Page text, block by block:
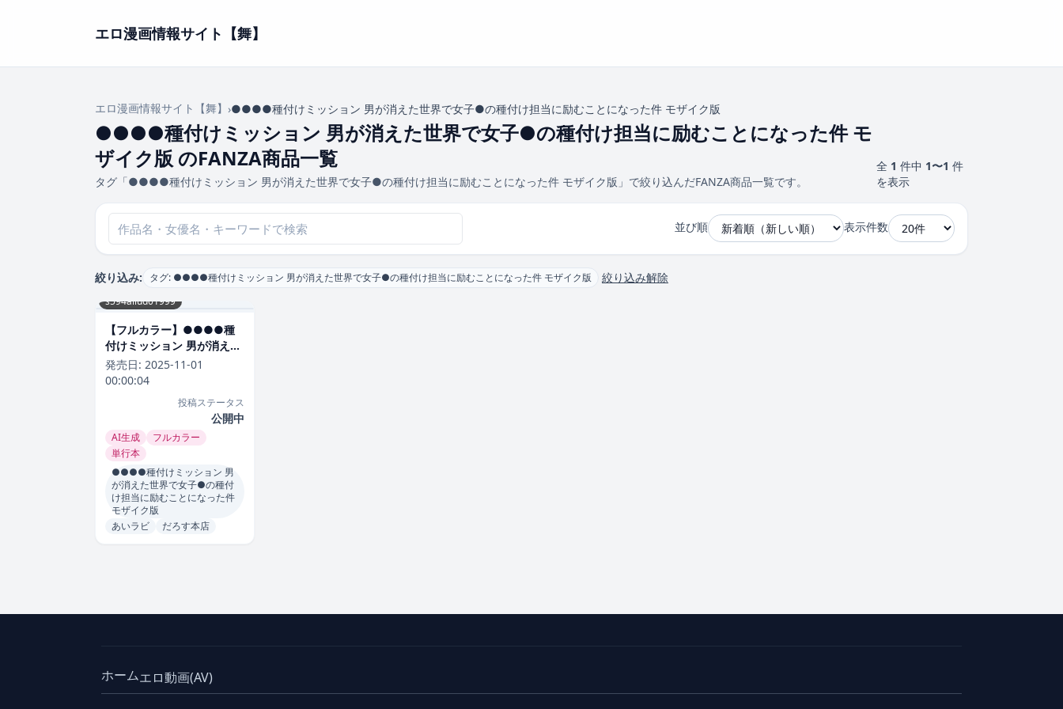
エロ漫画情報サイト【舞】
エロ漫画情報サイト【舞】 ›●●●●種付けミッション 男が消えた世界で女子●の種付け担当に励むことになった件 モザイク版
●●●●種付けミッション 男が消えた世界で女子●の種付け担当に励むことになった件 モ
ザイク版 のFANZA商品一覧
タグ「●●●●種付けミッション 男が消えた世界で女子●の種付け担当に励むことになった件 モザイク版」で絞り込んだFANZA商品一覧です。
全 1 件中 1〜1 件
を表示
並び順 表示件数
絞り込み: タグ: ●●●●種付けミッション 男が消えた世界で女子●の種付け担当に励むことになった件 モザイク版 絞り込み解除
s594allud01999
【フルカラー】●●●●種
付けミッション 男が消えた
世界で女子●の種付け担当
に励むことになった件 モザ
発売日: 2025-11-01
00:00:04
投稿ステータス
公開中
AI生成
フルカラー
単行本
●●●●種付けミッション 男
が消えた世界で女子●の種付
け担当に励むことになった件
モザイク版
あいラビ
だろす本店
ホームエロ動画(AV)